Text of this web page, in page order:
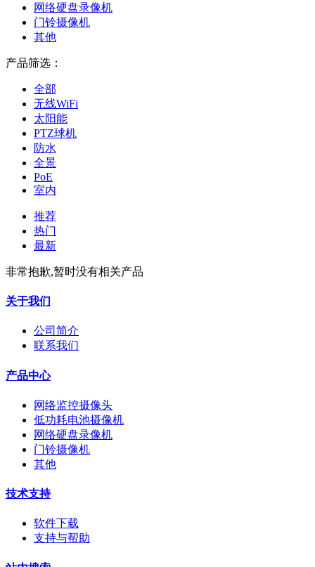
网络硬盘录像机
门铃摄像机
其他
产品筛选：
全部
无线WiFi
太阳能
PTZ球机
防水
全景
PoE
室内
推荐
热门
最新
非常抱歉,暂时没有相关产品
关于我们
公司简介
联系我们
产品中心
网络监控摄像头
低功耗电池摄像机
网络硬盘录像机
门铃摄像机
其他
技术支持
软件下载
支持与帮助